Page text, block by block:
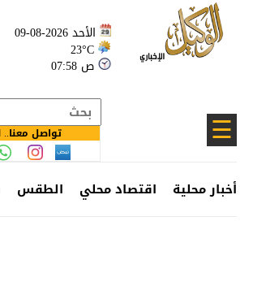
الأحد 2026-08-09
23°C
07:58 ص
☰ تواصل
أخبار محلية اقتصاد محلي الطقس